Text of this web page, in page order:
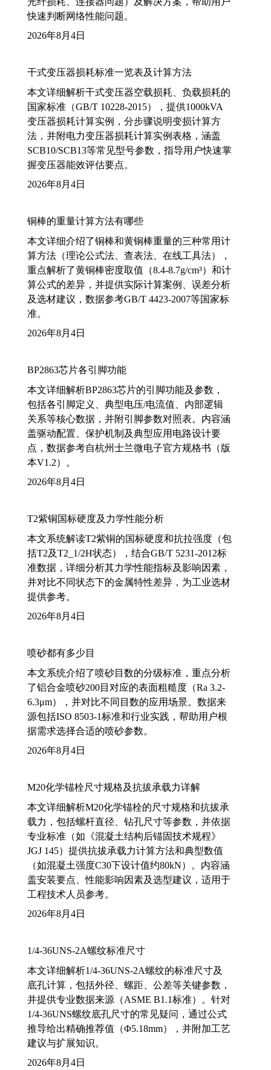
快速判断网络性能问题。
2026年8月4日
干式变压器损耗标准一览表及计算方法
本文详细解析干式变压器空载损耗、负载损耗的
国家标准（GB/T 10228-2015），提供1000kVA
变压器损耗计算实例，分步骤说明变损计算方
法，并附电力变压器损耗计算实例表格，涵盖
SCB10/SCB13等常见型号参数，指导用户快速掌
握变压器能效评估要点。
2026年8月4日
铜棒的重量计算方法有哪些
本文详细介绍了铜棒和黄铜棒重量的三种常用计
算方法（理论公式法、查表法、在线工具法），
重点解析了黄铜棒密度取值（8.4-8.7g/cm³）和计
算公式的差异，并提供实际计算案例、误差分析
及选材建议，数据参考GB/T 4423-2007等国家标
准。
2026年8月4日
BP2863芯片各引脚功能
本文详细解析BP2863芯片的引脚功能及参数，
包括各引脚定义、典型电压/电流值、内部逻辑
关系等核心数据，并附引脚参数对照表。内容涵
盖驱动配置、保护机制及典型应用电路设计要
点，数据参考自杭州士兰微电子官方规格书（版
本V1.2）。
2026年8月4日
T2紫铜国标硬度及力学性能分析
本文系统解读T2紫铜的国标硬度和抗拉强度（包
括T2及T2_1/2H状态），结合GB/T 5231-2012标
准数据，详细分析其力学性能指标及影响因素，
并对比不同状态下的金属特性差异，为工业选材
提供参考。
2026年8月4日
喷砂都有多少目
本文系统介绍了喷砂目数的分级标准，重点分析
了铝合金喷砂200目对应的表面粗糙度（Ra 3.2-
6.3μm），并对比不同目数的应用场景。数据来
源包括ISO 8503-1标准和行业实践，帮助用户根
据需求选择合适的喷砂参数。
2026年8月4日
M20化学锚栓尺寸规格及抗拔承载力详解
本文详细解析M20化学锚栓的尺寸规格和抗拔承
载力，包括螺杆直径、钻孔尺寸等参数，并依据
专业标准（如《混凝土结构后锚固技术规程》
JGJ 145）提供抗拔承载力计算方法和典型数值
（如混凝土强度C30下设计值约80kN）。内容涵
盖安装要点、性能影响因素及选型建议，适用于
工程技术人员参考。
2026年8月4日
1/4-36UNS-2A螺纹标准尺寸
本文详细解析1/4-36UNS-2A螺纹的标准尺寸及
底孔计算，包括外径、螺距、公差等关键参数，
并提供专业数据来源（ASME B1.1标准）。针对
1/4-36UNS螺纹底孔尺寸的常见疑问，通过公式
推导给出精确推荐值（Φ5.18mm），并附加工艺
建议与扩展知识。
2026年8月4日